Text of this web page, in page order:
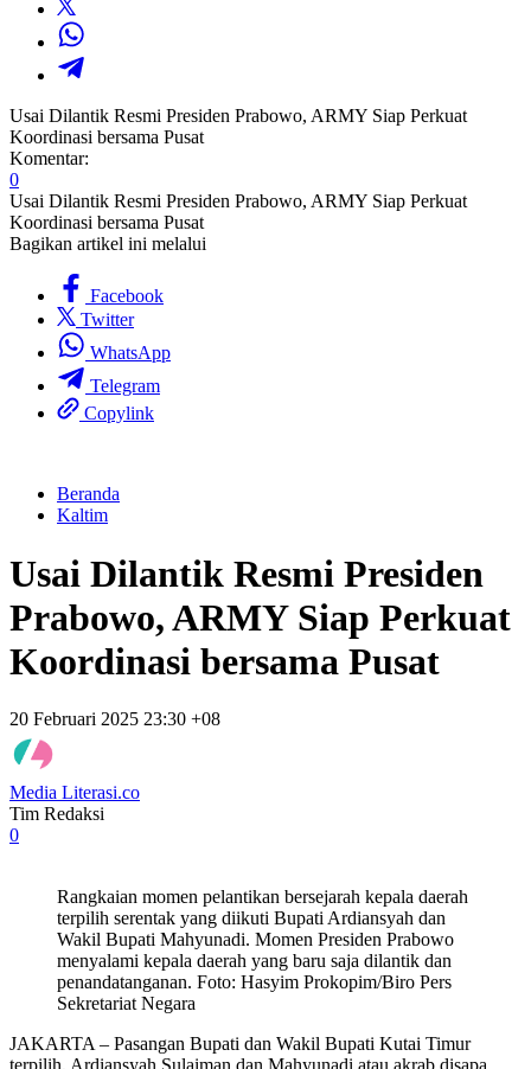
Usai Dilantik Resmi Presiden Prabowo, ARMY Siap Perkuat
Koordinasi bersama Pusat
Komentar:
0
Usai Dilantik Resmi Presiden Prabowo, ARMY Siap Perkuat
Koordinasi bersama Pusat
Bagikan artikel ini melalui
Facebook
Twitter
WhatsApp
Telegram
Copylink
Beranda
Kaltim
Usai Dilantik Resmi Presiden
Prabowo, ARMY Siap Perkuat
Koordinasi bersama Pusat
20 Februari 2025 23:30 +08
Media Literasi.co
Tim Redaksi
0
Rangkaian momen pelantikan bersejarah kepala daerah
terpilih serentak yang diikuti Bupati Ardiansyah dan
Wakil Bupati Mahyunadi. Momen Presiden Prabowo
menyalami kepala daerah yang baru saja dilantik dan
penandatanganan. Foto: Hasyim Prokopim/Biro Pers
Sekretariat Negara
JAKARTA – Pasangan Bupati dan Wakil Bupati Kutai Timur